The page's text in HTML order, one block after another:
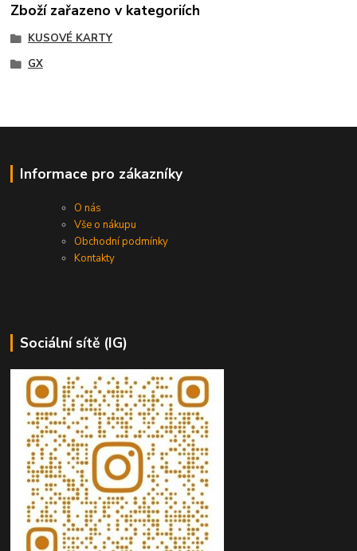
Zboží zařazeno v kategoriích
KUSOVÉ KARTY
GX
Informace pro zákazníky
O nás
Vše o nákupu
Obchodní podmínky
Kontakty
Sociální sítě (IG)